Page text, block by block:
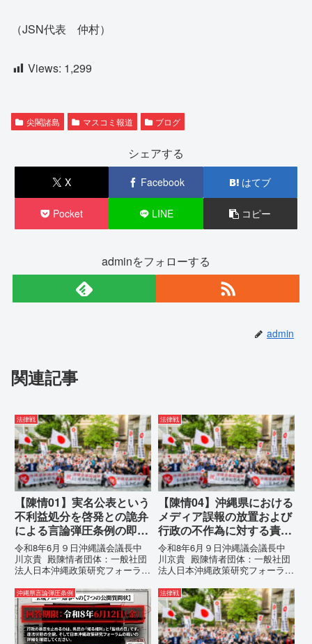
（JSN代表 仲村）
Views: 1,299
尖閣諸島 マスコミ報道 ブログ
シェアする
X Facebook はてブ
Pocket LINE コピー
adminをフォローする
admin
関連記事
法律戦
【陳情01】実名公表という
不利益処分を啓発との詭弁
による言論弾圧条例の即時
運用停止を求める陳情
令和8年6月９日沖縄議会議長中
川京貴 殿陳情者団体：一般社団
法人日本沖縄政策研究フォーラム
所：沖縄県那覇市電 話：
080- 実名公表という不利益処分
を啓発との詭弁による言論弾圧条
例の即時運用停止を求める陳情
1...
法律戦
【陳情04】沖縄県における
メディア誤報の放置および
行政の不作為に対する責任
追及と再発防止策を求める
陳情
令和8年6月９日沖縄議会議長中
川京貴 殿陳情者団体：一般社団
法人日本沖縄政策研究フォーラム
所：沖縄県那覇市電 話：080-
【陳情03】沖縄県におけるメデ
ィア誤報の放置および行政の不作
為に対する責任追及と再発防...
沖縄県言論弾圧条例 法律戦